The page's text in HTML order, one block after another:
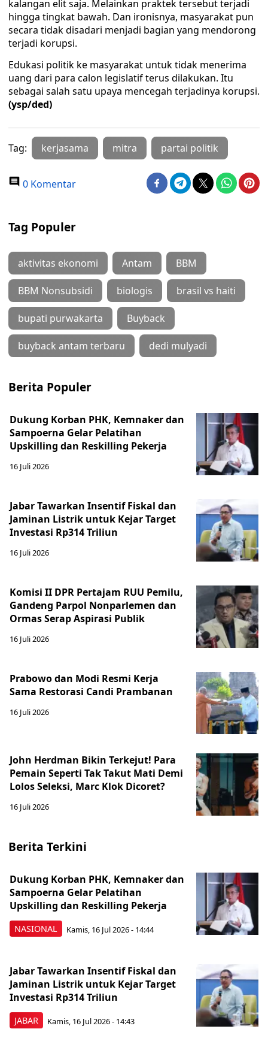
kalangan elit saja. Melainkan praktek tersebut terjadi
hingga tingkat bawah. Dan ironisnya, masyarakat pun
secara tidak disadari menjadi bagian yang mendorong
terjadi korupsi.
Edukasi politik ke masyarakat untuk tidak menerima
uang dari para calon legislatif terus dilakukan. Itu
sebagai salah satu upaya mencegah terjadinya korupsi.
(ysp/ded)
Tag: kerjasama mitra partai politik
0 Komentar
Tag Populer
aktivitas ekonomi Antam BBM
BBM Nonsubsidi biologis brasil vs haiti
bupati purwakarta Buyback
buyback antam terbaru dedi mulyadi
Berita Populer
Dukung Korban PHK, Kemnaker dan
Sampoerna Gelar Pelatihan
Upskilling dan Reskilling Pekerja
16 Juli 2026
Jabar Tawarkan Insentif Fiskal dan
Jaminan Listrik untuk Kejar Target
Investasi Rp314 Triliun
16 Juli 2026
Komisi II DPR Pertajam RUU Pemilu,
Gandeng Parpol Nonparlemen dan
Ormas Serap Aspirasi Publik
16 Juli 2026
Prabowo dan Modi Resmi Kerja
Sama Restorasi Candi Prambanan
16 Juli 2026
John Herdman Bikin Terkejut! Para
Pemain Seperti Tak Takut Mati Demi
Lolos Seleksi, Marc Klok Dicoret?
16 Juli 2026
Berita Terkini
NASIONAL
Dukung Korban PHK, Kemnaker dan
Sampoerna Gelar Pelatihan
Upskilling dan Reskilling Pekerja
Kamis, 16 Jul 2026 - 14:44
JABAR
Jabar Tawarkan Insentif Fiskal dan
Jaminan Listrik untuk Kejar Target
Investasi Rp314 Triliun
Kamis, 16 Jul 2026 - 14:43